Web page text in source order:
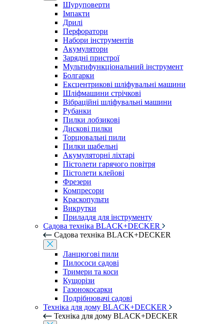
Шуруповерти
Імпакти
Дрилі
Перфоратори
Набори інструментів
Акумулятори
Зарядні пристрої
Мультифункціональний інструмент
Болгарки
Ексцентрикові шліфувальні машини
Шліфмашини стрічкові
Вібраційні шліфувальні машини
Рубанки
Пилки лобзикові
Дискові пилки
Торцювальні пили
Пилки шабельні
Акумуляторні ліхтарі
Пістолети гарячого повітря
Пістолети клейові
Фрезери
Компресори
Краскопульти
Викрутки
Приладдя для інструменту
Садова техніка BLACK+DECKER
Садова техніка BLACK+DECKER
Ланцюгові пили
Пилососи садові
Тримери та коси
Кущорізи
Газонокосарки
Подрібнювачі садові
Техніка для дому BLACK+DECKER
Техніка для дому BLACK+DECKER